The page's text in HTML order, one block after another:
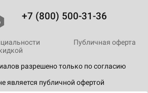
+7 (800) 500-31-36
разрешено только по согласию
является публичной офертой
Публичная оферта